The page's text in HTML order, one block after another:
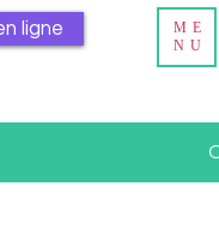
ligne
ME
NU